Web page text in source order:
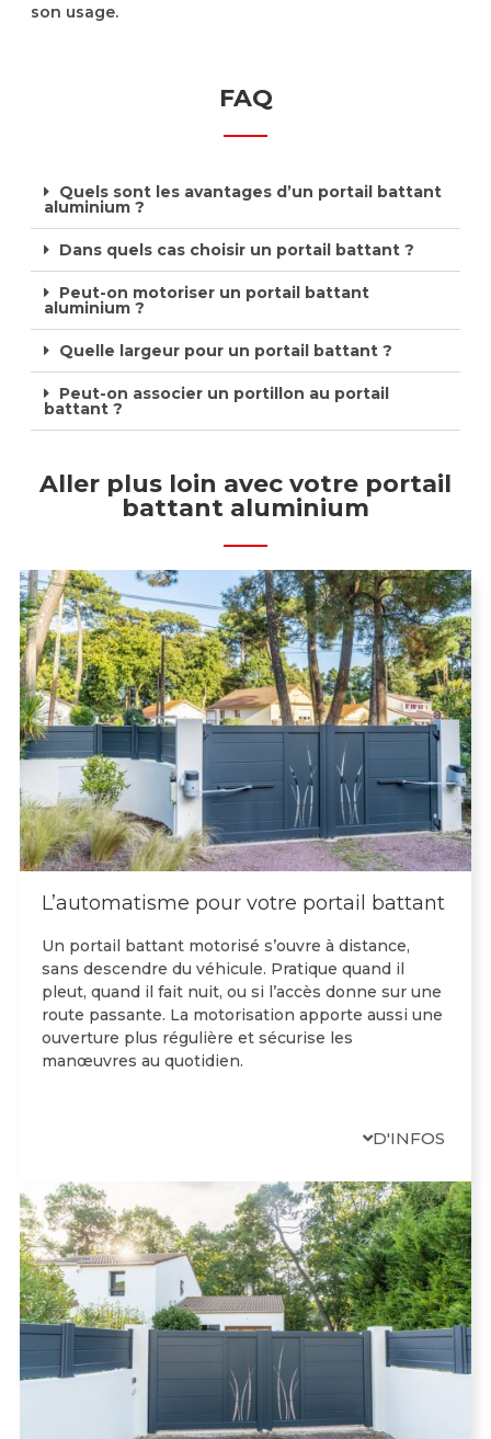
son usage.
FAQ
Quels sont les avantages d’un portail battant
aluminium ?
Dans quels cas choisir un portail battant ?
Peut-on motoriser un portail battant
aluminium ?
Quelle largeur pour un portail battant ?
Peut-on associer un portillon au portail
battant ?
Aller plus loin avec votre portail
battant aluminium
L’automatisme pour votre portail battant
Un portail battant motorisé s’ouvre à distance,
sans descendre du véhicule. Pratique quand il
pleut, quand il fait nuit, ou si l’accès donne sur une
route passante. La motorisation apporte aussi une
ouverture plus régulière et sécurise les
manœuvres au quotidien.
D'INFOS